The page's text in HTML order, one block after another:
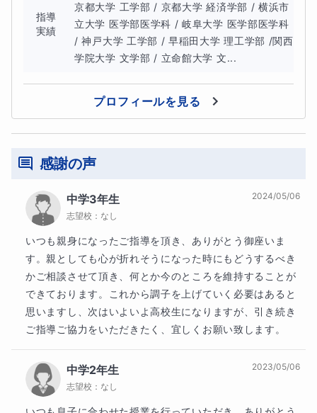
毎週出します。
授業の内容を身に着けることを主眼としますので、授業で
【4】指導可能時間帯/曜日
月・木：13:00～24:00
火・水・金：9:00～24:00
※24:00以降も相談可
【5】お問合せを行って頂く際に知りたいこと
生徒さんの直近の課題感、性格、学校名、志望校（○○高
校など）、週に確保できる勉強時間
指導
実績
京都大学 工学部 / 京都大学 経済学部 / 横浜市
立大学 医学部医学科 / 岐阜大学 医学部医学科
/ 神戸大学 工学部 / 早稲田大学 理工学部 /関西
学院大学 文学部 / 立命館大学 文...
プロフィールを見る
感謝の声
中学3年生
志望校： なし
2024/05/06
いつも親身になったご指導を頂き、ありがとう御座いま
す。親としても心が折れそうになった時にもどうするべき
かご相談させて頂き、何とか今のところを維持することが
できております。これから調子を上げていく必要はあると
思いますし、次はいよいよ高校生になりますが、引き続き
ご指導ご協力をいただきたく、宜しくお願い致します。
中学2年生
志望校： なし
2023/05/06